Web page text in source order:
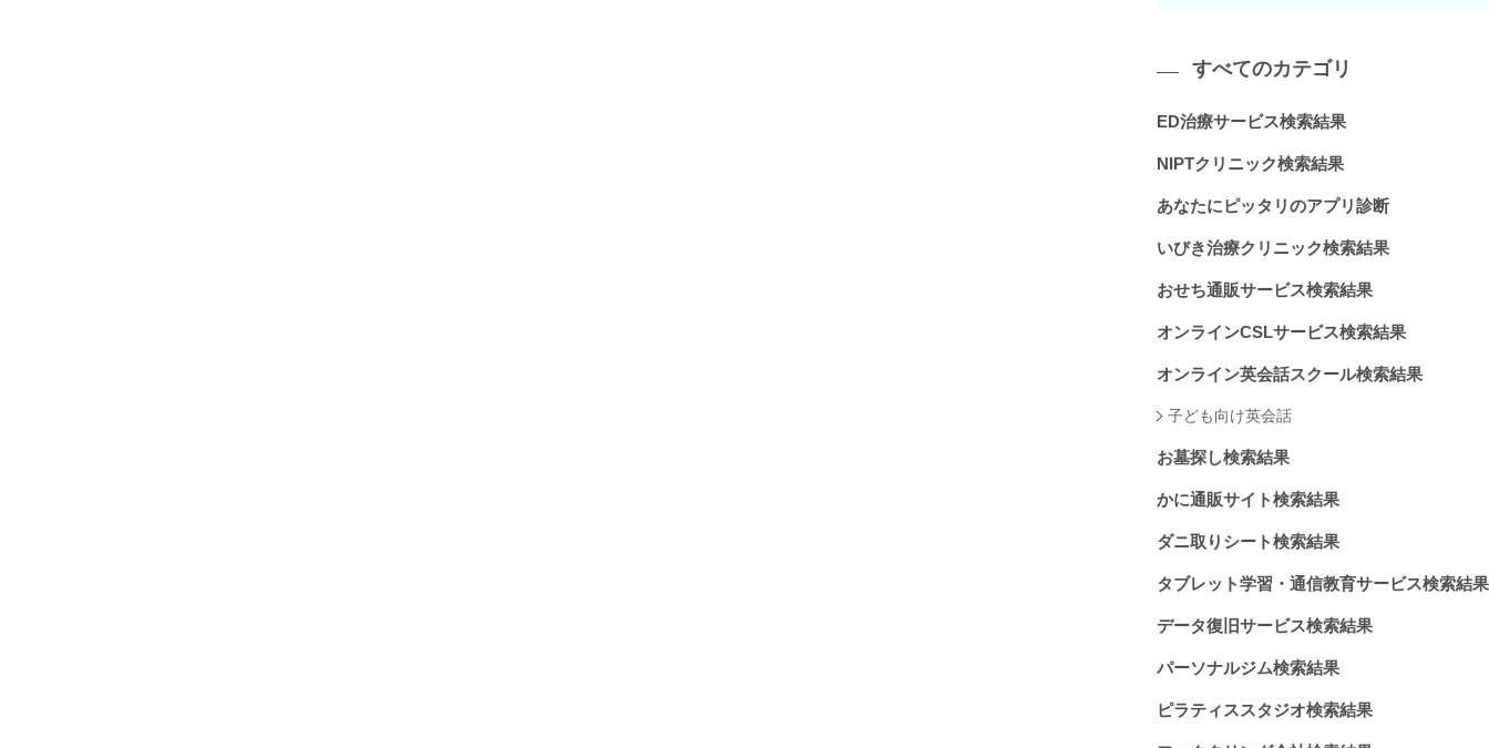
すべてのカテゴリ
ED治療サービス検索結果
NIPTクリニック検索結果
あなたにピッタリのアプリ診断
いびき治療クリニック検索結果
おせち通販サービス検索結果
オンラインCSLサービス検索結果
オンライン英会話スクール検索結果
子ども向け英会話
お墓探し検索結果
かに通販サイト検索結果
ダニ取りシート検索結果
タブレット学習・通信教育サービス検索結果
データ復旧サービス検索結果
パーソナルジム検索結果
ピラティススタジオ検索結果